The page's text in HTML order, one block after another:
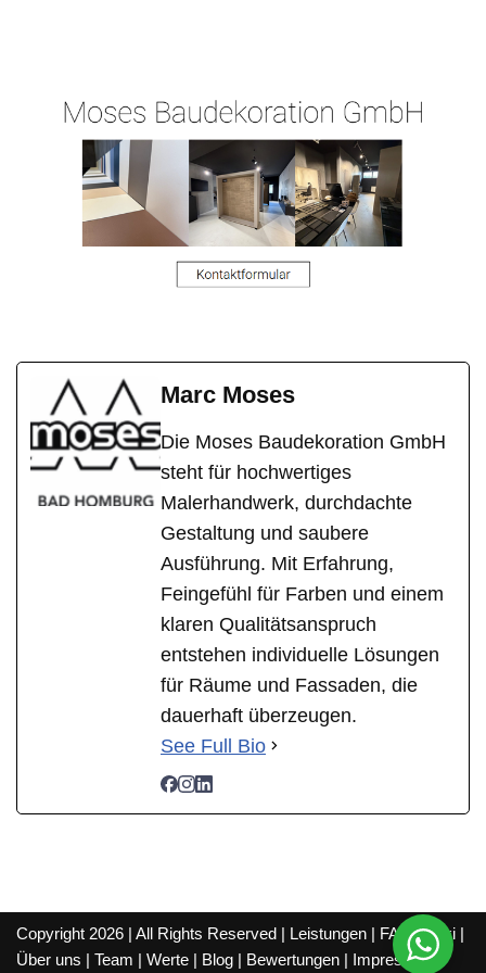
Marc Moses
Die Moses Baudekoration GmbH
steht für hochwertiges
Malerhandwerk, durchdachte
Gestaltung und saubere
Ausführung. Mit Erfahrung,
Feingefühl für Farben und einem
klaren Qualitätsanspruch
entstehen individuelle Lösungen
für Räume und Fassaden, die
dauerhaft überzeugen.
See Full Bio
Copyright 2026 | All Rights Reserved | Leistungen | FAQ|Wiki |
Über uns | Team | Werte | Blog | Bewertungen | Impressum|